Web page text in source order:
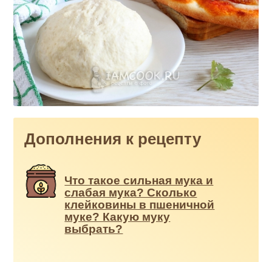
Дополнения к рецепту
Что такое сильная мука и
слабая мука? Сколько
клейковины в пшеничной
муке? Какую муку
выбрать?